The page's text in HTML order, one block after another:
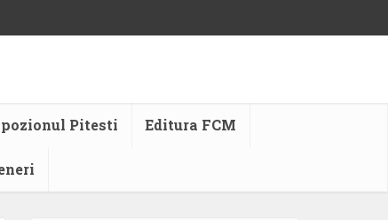
Pitesti Editura FCM